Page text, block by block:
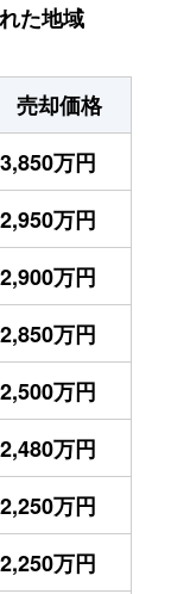
た地域
売却価格
3,850万円
2,950万円
2,900万円
2,850万円
2,500万円
2,480万円
2,250万円
2,250万円